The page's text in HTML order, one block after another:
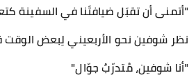
"أتمنى أن تقبَل ضيافتَنا في السفينة
نظر شوفين نحو الأربعيني لِبعض
"أنا شوفين، مُتدرّبٌ جوّال"